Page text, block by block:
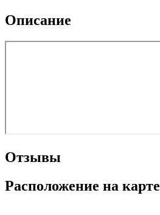
Описание
Отзывы
Расположение на карте